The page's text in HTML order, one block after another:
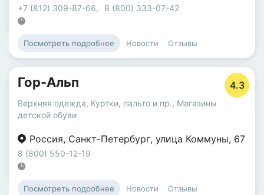
+7 (812) 309-87-66, 8 (800) 333-07-42
Посмотреть подробнее Новости Отзывы
Гор-Альп 4.3
Верхняя одежда, Куртки, пальто и пр., Магазины
детской обуви
Россия, Санкт-Петербург, улица Коммуны, 67
8 (800) 550-12-19
Посмотреть подробнее Новости Отзывы